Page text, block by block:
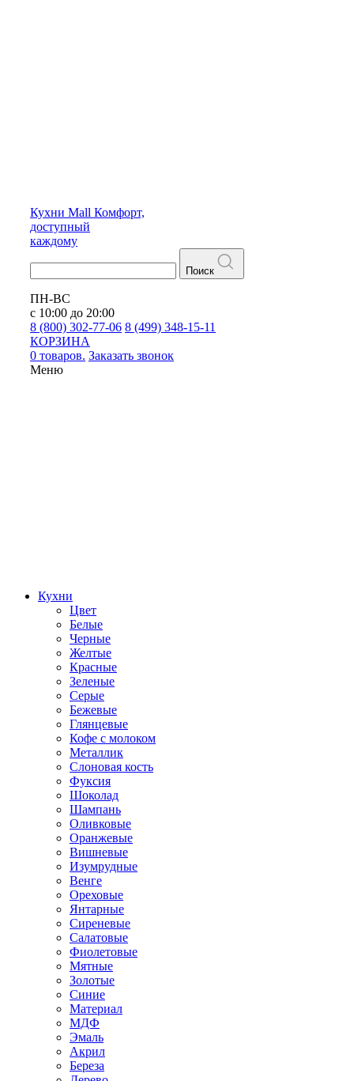
Кухни Mall Комфорт,
доступный
каждому
Поиск
ПН-ВС
с 10:00 до 20:00
8 (800) 302-77-06 8 (499) 348-15-11
КОРЗИНА
0 товаров. Заказать звонок
Меню
Кухни
Цвет
Белые
Черные
Желтые
Красные
Зеленые
Серые
Бежевые
Глянцевые
Кофе с молоком
Металлик
Слоновая кость
Фуксия
Шоколад
Шампань
Оливковые
Оранжевые
Вишневые
Изумрудные
Венге
Ореховые
Янтарные
Сиреневые
Салатовые
Фиолетовые
Мятные
Золотые
Синие
Материал
МДФ
Эмаль
Акрил
Береза